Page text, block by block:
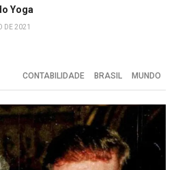
Yoga
DE 2021
CONTABILIDADE BRASIL MUNDO